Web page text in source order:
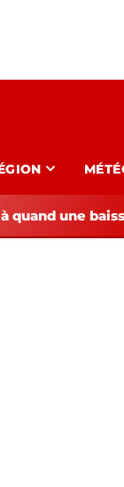
expand_more
quand une